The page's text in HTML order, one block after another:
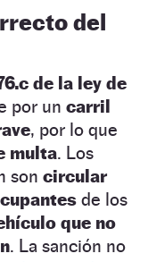
del
de la ley de
por un carril
, por lo que
multa. Los
son circular
de los
que no
. La sanción no